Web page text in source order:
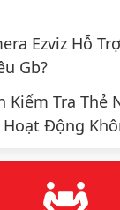
Ezviz Hỗ
Gb?
Kiểm Tra Thẻ
Hoạt Động
tôi